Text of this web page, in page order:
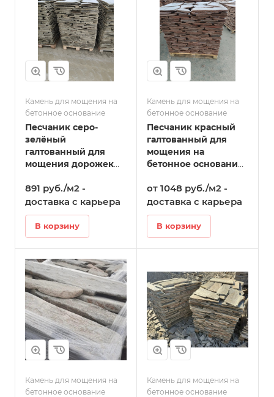
Камень для мощения на
бетонное основание
Песчаник серо-
зелёный
галтованный для
мощения дорожек
891 руб./м2 -
доставка с карьера
В корзину
Камень для мощения на
бетонное основание
Песчаник красный
галтованный для
мощения на
бетонное основание
от 1048 руб./м2 -
доставка с карьера
В корзину
Камень для мощения на
бетонное основание
Камень для мощения на
бетонное основание